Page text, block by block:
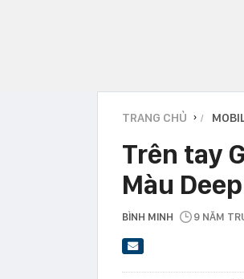
TRANG CHỦ ›
Trên tay
Màu
BÌNH MINH 9 NĂM